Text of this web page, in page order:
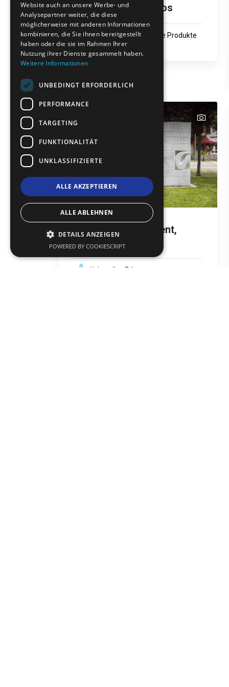
Tsipouro von Iasmos
Gastronomie und lokale Produkte
Iasmos
text
text
Jüdisches Monument,
Komotini-Park
Kulturelles Erbe
ROMANIAN
TURKISH
Website auch an unsere Werbe- und
Analysepartner weiter, die diese
möglicherweise mit anderen Informationen
kombinieren, die Sie ihnen bereitgestellt
haben oder die sie im Rahmen Ihrer
Nutzung ihrer Dienste gesammelt haben.
Weitere Informationen
UNBEDINGT ERFORDERLICH
PERFORMANCE
TARGETING
FUNKTIONALITÄT
UNKLASSIFIZIERTE
ALLE AKZEPTIEREN
ALLE ABLEHNEN
DETAILS ANZEIGEN
POWERED BY COOKIESCRIPT